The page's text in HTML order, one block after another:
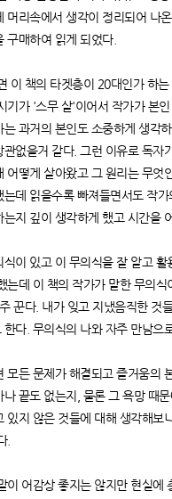
머리속에서 생각이 정리되어 나
구매하여 읽게 되었다.
이 책의 타겟층이 20대인가 하
기가 '스무 살'이어서 작가가 본
과거의 본인도 소중하게 생각
관없을거 같다. 그런 이유로 독
어떻게 살아왔고 그 원리는 무
는데 읽을수록 빠져들면서도 작
는지 깊이 생각하게 했고 시간을
식이 있고 이 무의식을 잘 알고
는데 이 책의 작가가 말한 무의
꾼다. 내가 잊고 지냈음직한 것
다. 무의식의 나와 자주 만남으
모든 문제가 해결되고 즐거움의
나 끝도 없는지, 물론 그 욕망 때
있지 않은 것들에 대해 생각해
.
이 어감상 좋지는 않지만 현실